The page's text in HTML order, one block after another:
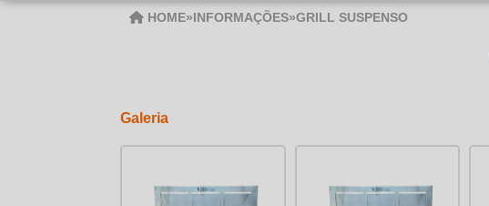
HOME»INFORMAÇÕES»GRILL SUSPENSO
Galeria